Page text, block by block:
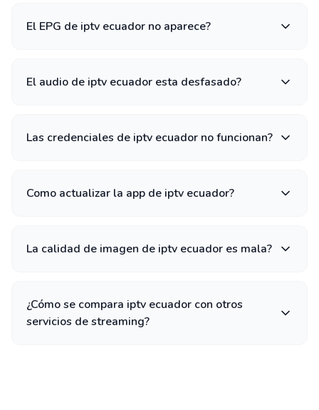
El EPG de iptv ecuador no aparece?
El audio de iptv ecuador esta desfasado?
Las credenciales de iptv ecuador no funcionan?
Como actualizar la app de iptv ecuador?
La calidad de imagen de iptv ecuador es mala?
¿Cómo se compara iptv ecuador con otros
servicios de streaming?